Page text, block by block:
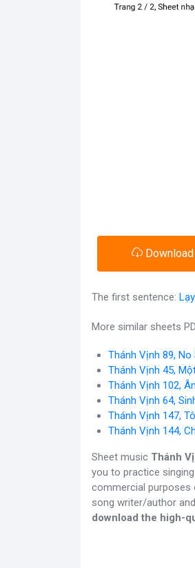
The first sentence:
More similar sheets
Thánh Vịnh 89, No
Thánh Vịnh 45,
Thánh Vịnh 102,
Thánh Vịnh 64,
Thánh Vịnh 147,
Thánh Vịnh 144,
Sheet music Thánh
you to practice
commercial purposes
song writer/author
download the high-